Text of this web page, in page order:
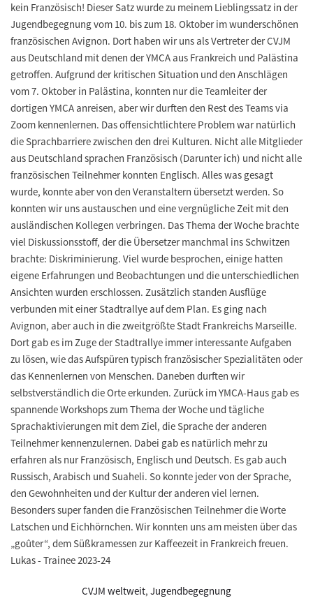
kein Französisch! Dieser Satz wurde zu meinem Lieblingssatz in der
Jugendbegegnung vom 10. bis zum 18. Oktober im wunderschönen
französischen Avignon. Dort haben wir uns als Vertreter der CVJM
aus Deutschland mit denen der YMCA aus Frankreich und Palästina
getroffen. Aufgrund der kritischen Situation und den Anschlägen
vom 7. Oktober in Palästina, konnten nur die Teamleiter der
dortigen YMCA anreisen, aber wir durften den Rest des Teams via
Zoom kennenlernen. Das offensichtlichtere Problem war natürlich
die Sprachbarriere zwischen den drei Kulturen. Nicht alle Mitglieder
aus Deutschland sprachen Französisch (Darunter ich) und nicht alle
französischen Teilnehmer konnten Englisch. Alles was gesagt
wurde, konnte aber von den Veranstaltern übersetzt werden. So
konnten wir uns austauschen und eine vergnügliche Zeit mit den
ausländischen Kollegen verbringen. Das Thema der Woche brachte
viel Diskussionsstoff, der die Übersetzer manchmal ins Schwitzen
brachte: Diskriminierung. Viel wurde besprochen, einige hatten
eigene Erfahrungen und Beobachtungen und die unterschiedlichen
Ansichten wurden erschlossen. Zusätzlich standen Ausflüge
verbunden mit einer Stadtrallye auf dem Plan. Es ging nach
Avignon, aber auch in die zweitgrößte Stadt Frankreichs Marseille.
Dort gab es im Zuge der Stadtrallye immer interessante Aufgaben
zu lösen, wie das Aufspüren typisch französischer Spezialitäten oder
das Kennenlernen von Menschen. Daneben durften wir
selbstverständlich die Orte erkunden. Zurück im YMCA-Haus gab es
spannende Workshops zum Thema der Woche und tägliche
Sprachaktivierungen mit dem Ziel, die Sprache der anderen
Teilnehmer kennenzulernen. Dabei gab es natürlich mehr zu
erfahren als nur Französisch, Englisch und Deutsch. Es gab auch
Russisch, Arabisch und Suaheli. So konnte jeder von der Sprache,
den Gewohnheiten und der Kultur der anderen viel lernen.
Besonders super fanden die Französischen Teilnehmer die Worte
Latschen und Eichhörnchen. Wir konnten uns am meisten über das
„goûter“, dem Süßkramessen zur Kaffeezeit in Frankreich freuen.
Lukas - Trainee 2023-24
CVJM weltweit, Jugendbegegnung